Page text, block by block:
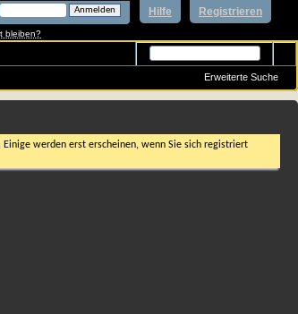
Registrieren
Hilfe
bleiben?
Erweiterte Suche
Einige werden erst erscheinen, wenn Sie sich registriert